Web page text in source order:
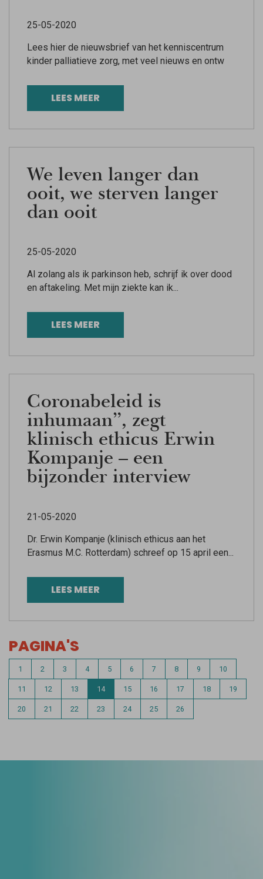
25-05-2020
Lees hier de nieuwsbrief van het kenniscentrum
kinder palliatieve zorg, met veel nieuws en ontw
LEES MEER
We leven langer dan
ooit, we sterven langer
dan ooit
25-05-2020
Al zolang als ik parkinson heb, schrijf ik over dood
en aftakeling. Met mijn ziekte kan ik...
LEES MEER
Coronabeleid is
inhumaan”, zegt
klinisch ethicus Erwin
Kompanje – een
bijzonder interview
21-05-2020
Dr. Erwin Kompanje (klinisch ethicus aan het
Erasmus M.C. Rotterdam) schreef op 15 april een...
LEES MEER
PAGINA'S
1 2 3 4 5 6 7 8 9 10
11 12 13 14 15 16 17 18 19
20 21 22 23 24 25 26